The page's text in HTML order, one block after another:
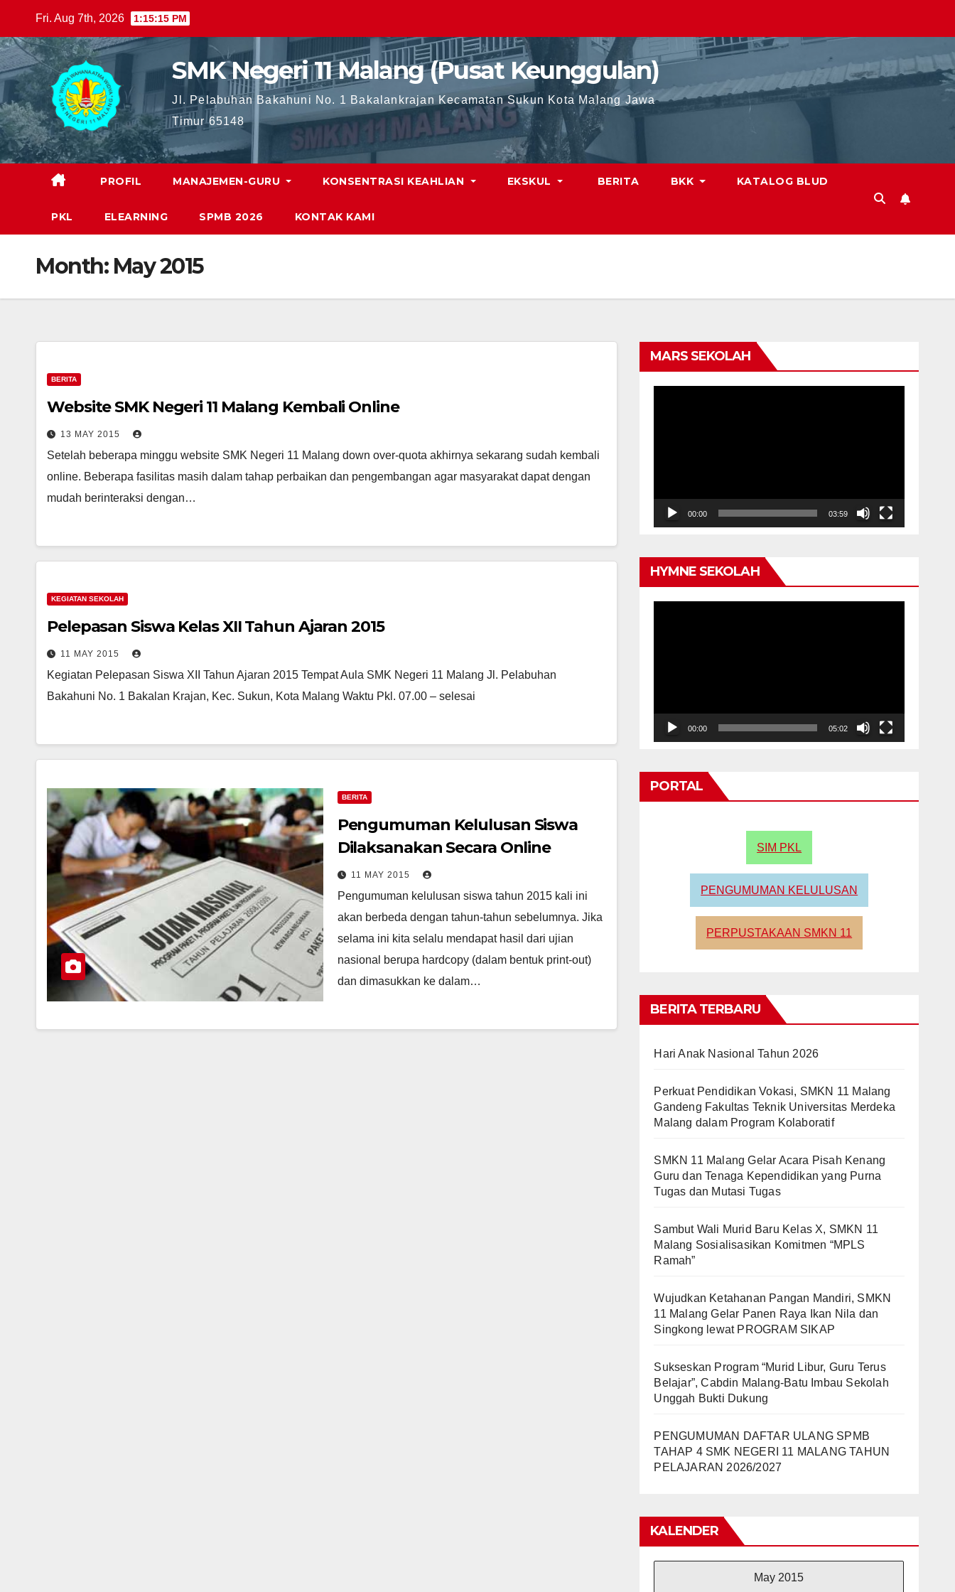
content
Fri. Aug 7th, 2026 1:15:16 PM
SMK Negeri 11 Malang (Pusat Keunggulan)
Jl. Pelabuhan Bakahuni No. 1 Bakalankrajan Kecamatan Sukun Kota Malang Jawa
Timur 65148
PROFIL MANAJEMEN-GURU KONSENTRASI KEAHLIAN EKSKUL BERITA BKK KATALOG BLUD
PKL ELEARNING SPMB 2026 KONTAK KAMI
Month: May 2015
BERITA
Website SMK Negeri 11 Malang Kembali Online
13 MAY 2015
Setelah beberapa minggu website SMK Negeri 11 Malang down over-quota akhirnya sekarang sudah kembali
online. Beberapa fasilitas masih dalam tahap perbaikan dan pengembangan agar masyarakat dapat dengan
mudah berinteraksi dengan…
KEGIATAN SEKOLAH
Pelepasan Siswa Kelas XII Tahun Ajaran 2015
11 MAY 2015
Kegiatan Pelepasan Siswa XII Tahun Ajaran 2015 Tempat Aula SMK Negeri 11 Malang Jl. Pelabuhan
Bakahuni No. 1 Bakalan Krajan, Kec. Sukun, Kota Malang Waktu Pkl. 07.00 – selesai
BERITA
Pengumuman Kelulusan Siswa
Dilaksanakan Secara Online
11 MAY 2015
Pengumuman kelulusan siswa tahun 2015 kali ini
akan berbeda dengan tahun-tahun sebelumnya. Jika
selama ini kita selalu mendapat hasil dari ujian
nasional berupa hardcopy (dalam bentuk print-out)
dan dimasukkan ke dalam…
MARS SEKOLAH
00:00 03:59
HYMNE SEKOLAH
00:00 05:02
PORTAL
SIM PKL
PENGUMUMAN KELULUSAN
PERPUSTAKAAN SMKN 11
BERITA TERBARU
Hari Anak Nasional Tahun 2026
Perkuat Pendidikan Vokasi, SMKN 11 Malang
Gandeng Fakultas Teknik Universitas Merdeka
Malang dalam Program Kolaboratif
SMKN 11 Malang Gelar Acara Pisah Kenang
Guru dan Tenaga Kependidikan yang Purna
Tugas dan Mutasi Tugas
Sambut Wali Murid Baru Kelas X, SMKN 11
Malang Sosialisasikan Komitmen “MPLS
Ramah”
Wujudkan Ketahanan Pangan Mandiri, SMKN
11 Malang Gelar Panen Raya Ikan Nila dan
Singkong lewat PROGRAM SIKAP
Sukseskan Program “Murid Libur, Guru Terus
Belajar”, Cabdin Malang-Batu Imbau Sekolah
Unggah Bukti Dukung
PENGUMUMAN DAFTAR ULANG SPMB
TAHAP 4 SMK NEGERI 11 MALANG TAHUN
PELAJARAN 2026/2027
KALENDER
May 2015